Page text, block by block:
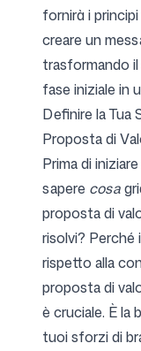
fornirà i
creare un
trasformando
fase iniziale in
Definire la Tua
Proposta di
Prima di
sapere cosa
proposta di
risolvi? Perché
rispetto alla
proposta di
è cruciale. È la
tuoi sforzi di